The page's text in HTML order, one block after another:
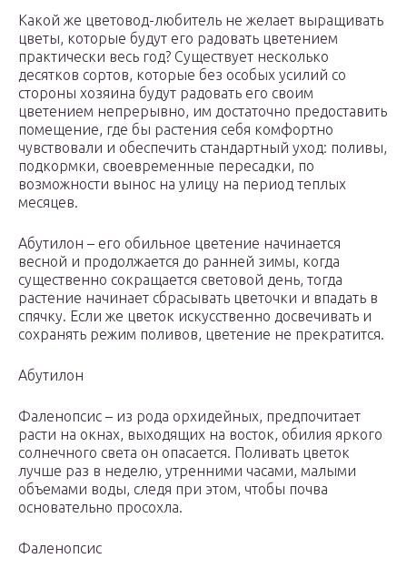
Какой же цветовод-любитель не желает выращивать
цветы, которые будут его радовать цветением
практически весь год? Существует несколько
десятков сортов, которые без особых усилий со
стороны хозяина будут радовать его своим
цветением непрерывно, им достаточно предоставить
помещение, где бы растения себя комфортно
чувствовали и обеспечить стандартный уход: поливы,
подкормки, своевременные пересадки, по
возможности вынос на улицу на период теплых
месяцев.
Абутилон – его обильное цветение начинается
весной и продолжается до ранней зимы, когда
существенно сокращается световой день, тогда
растение начинает сбрасывать цветочки и впадать в
спячку. Если же цветок искусственно досвечивать и
сохранять режим поливов, цветение не прекратится.
Абутилон
Фаленопсис – из рода орхидейных, предпочитает
расти на окнах, выходящих на восток, обилия яркого
солнечного света он опасается. Поливать цветок
лучше раз в неделю, утренними часами, малыми
объемами воды, следя при этом, чтобы почва
основательно просохла.
Фаленопсис